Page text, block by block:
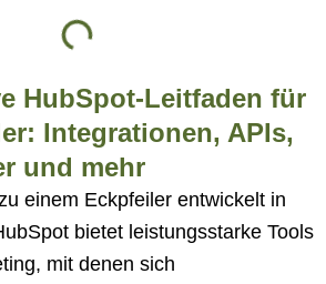
HubSpot-Leitfaden für
Integrationen, APIs,
und mehr
einem Eckpfeiler entwickelt in
bietet leistungsstarke Tools
mit denen sich